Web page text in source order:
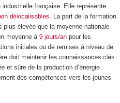
française. Elle représente
délocalisables. La part de la formation
plus élevée que la moyenne nationale
moyenne à 9 jours/anpour les
initiales ou de remises à niveau de
doit maintenir les connaissances clés
et sûre de la production d’énergie
des compétences vers les jeunes